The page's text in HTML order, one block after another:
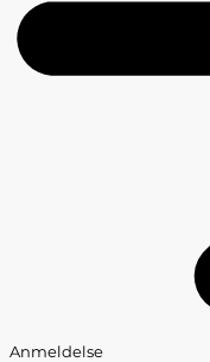
Anmeldelse